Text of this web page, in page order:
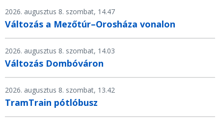
2026. augusztus 8. szombat, 14.47
Változás a Mezőtúr–Orosháza vonalon
2026. augusztus 8. szombat, 14.03
Változás Dombóváron
2026. augusztus 8. szombat, 13.42
TramTrain pótlóbusz